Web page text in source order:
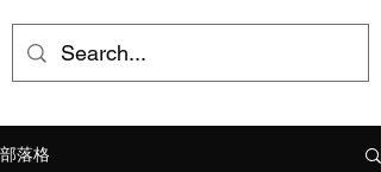
部落格